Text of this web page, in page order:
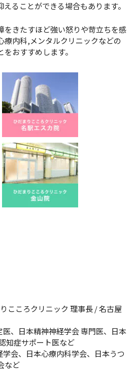
ることができる場合もあります。
をきたすほど強い怒りや苛立ちを感
療内科,メンタルクリニックなどの
おすすめします。
こころクリニック 理事長 / 名古屋
、日本精神神経学会 専門医、日本
知症サポート医など
会、日本心療内科学会、日本うつ
など